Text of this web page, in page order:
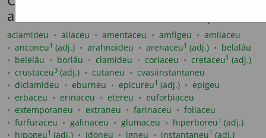
acestui model (maximum 100 afișate)
aclamideu aliaceu amentaceu amfigeu
amilaceu
anconeu1 (adj.) arahnoideu arenaceu1 (adj.)
belalâu
belelâu
borlău clamideu coriaceu cretaceu1 (adj.)
crustaceu3 (adj.) cutaneu
cvasiinstantaneu
diclamideu
eburneu epicureu1 (adj.)
epigeu
erbaceu
erinaceu etereu
euforbiaceu
extemporaneu
extraneu farinaceu
foliaceu
furfuraceu
galinaceu glumaceu hiperboreu1 (adj.)
hipogeu1 (adj.) idoneu igneu instantaneu1 (adj.)